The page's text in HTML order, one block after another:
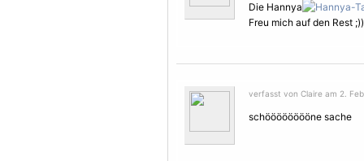
Die Hannya
Freu mich auf den Rest ;))
verfasst von Claire am 2.
schööööööööne sache